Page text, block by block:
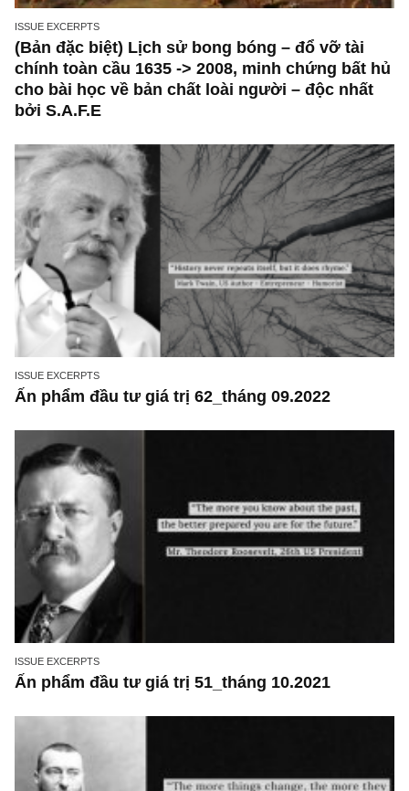
ISSUE EXCERPTS
(Bản đặc biệt) Lịch sử bong bóng – đổ vỡ tài
chính toàn cầu 1635 -> 2008, minh chứng
cho bài học về bản chất loài người – độc
bởi S.A.F.E
ISSUE EXCERPTS
Ấn phẩm đầu tư giá trị 62_tháng 09.2022